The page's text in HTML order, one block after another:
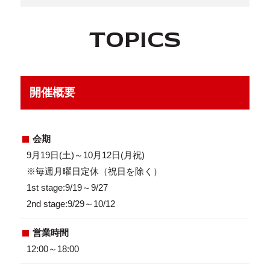
TOPICS
開催概要
会期
9月19日(土)～10月12日(月祝)
※毎週月曜日定休（祝日を除く）
1st stage:9/19～9/27
2nd stage:9/29～10/12
営業時間
12:00～18:00